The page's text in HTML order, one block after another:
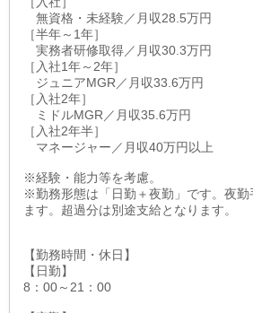
無資格・未経験／月収28.5万円
［半年～1年］
実務者研修取得／月収30.3万円
［入社1年～2年］
ジュニアMGR／月収33.6万円
［入社2年］
ミドルMGR／月収35.6万円
［入社2年半］
マネージャー／月収40万円以上
※経験・能力等を考慮。
※勤務形態は「日勤＋夜勤」です。夜勤
ます。超過分は別途支給となります。
【勤務時間・休日】
【日勤】
8：00～21：00